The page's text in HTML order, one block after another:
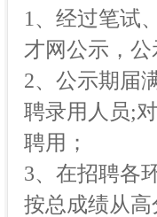
1、经过笔试
才网公示，
2、公示期届
聘录用人员;
聘用；
3、在招聘各
按总成绩从高